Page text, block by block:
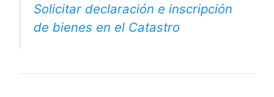
Solicitar declaración e inscripción
de bienes en el Catastro